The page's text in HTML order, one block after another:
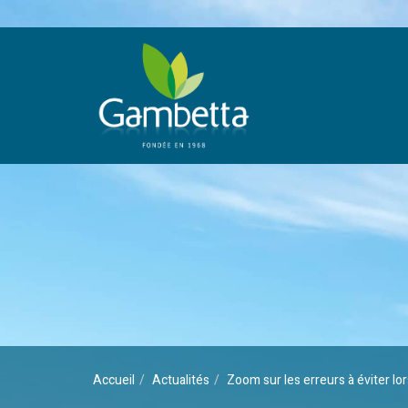
Accueil Actualités Zoom sur les erreurs à éviter